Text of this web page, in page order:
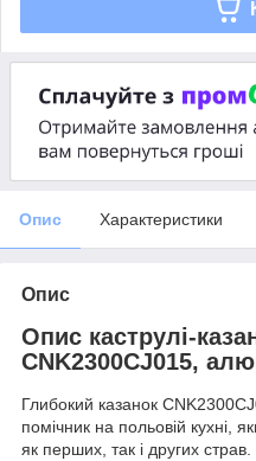
Опис Характеристики
Опис
Опис каструлі-
CNK2300CJ015,
Глибокий казанок
помічник на польовій кухні,
як перших, так і других